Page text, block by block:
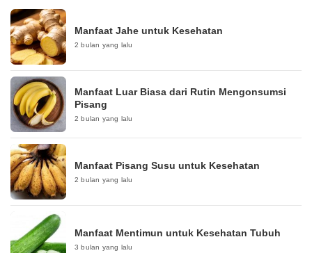
Manfaat Jahe untuk Kesehatan
2 bulan yang lalu
Manfaat Luar Biasa dari Rutin Mengonsumsi
Pisang
2 bulan yang lalu
Manfaat Pisang Susu untuk Kesehatan
2 bulan yang lalu
Manfaat Mentimun untuk Kesehatan Tubuh
3 bulan yang lalu